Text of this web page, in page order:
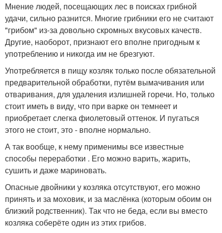
Мнение людей, посещающих лес в поисках грибной
удачи, сильно разнится. Многие грибники его не считают
"грибом" из-за довольно скромных вкусовых качеств.
Другие, наоборот, признают его вполне пригодным к
употреблению и никогда им не брезгуют.
Употребляется в пищу козляк только после обязательной
предварительной обработки, путём вымачивания или
отваривания, для удаления излишней горечи. Но, только
стоит иметь в виду, что при варке он темнеет и
приобретает слегка фиолетовый оттенок. И пугаться
этого не стоит, это - вполне нормально.
А так вообще, к нему применимы все известные
способы переработки . Его можно варить, жарить,
сушить и даже мариновать.
Опасные двойники у козляка отсутствуют, его можно
принять и за моховик, и за маслёнка (которым обоим он
близкий родственник). Так что не беда, если вы вместо
козляка соберёте один из этих грибов.